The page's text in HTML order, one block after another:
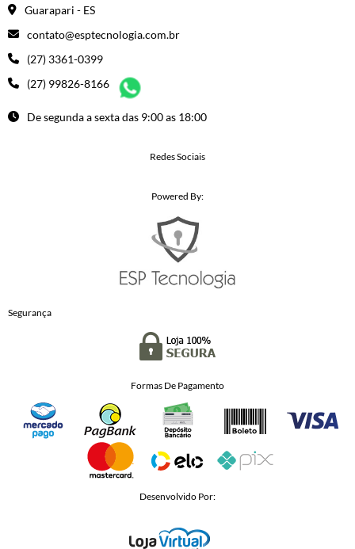
Guarapari - ES
contato@esptecnologia.com.br
(27) 3361-0399
(27) 99826-8166
De segunda a sexta das 9:00 as 18:00
Redes Sociais
Powered By:
Segurança
Formas De Pagamento
Desenvolvido Por: